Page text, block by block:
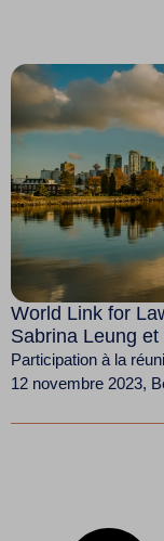
World Link for
Sabrina Leung
les Accords
Participation à la
12 novembre 2023,